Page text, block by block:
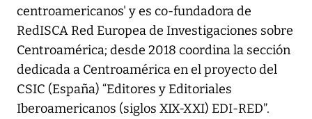
centroamericanos' y es co-fundadora de
RedISCA Red Europea de Investigaciones sobre
Centroamérica; desde 2018 coordina la sección
dedicada a Centroamérica en el proyecto del
CSIC (España) “Editores y Editoriales
Iberoamericanos (siglos XIX-XXI) EDI-RED”.